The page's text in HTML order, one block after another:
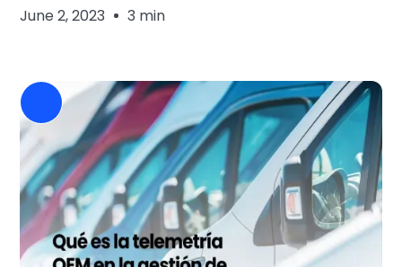
June 2, 2023 3 min